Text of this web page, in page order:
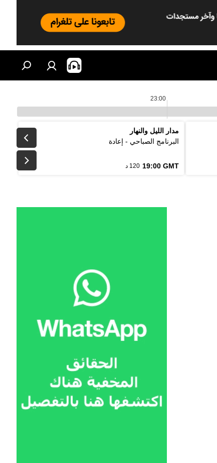
23:00
مدار الليل والنهار
البرنامج الصباحي - إعادة
19:00 GMT 120 د